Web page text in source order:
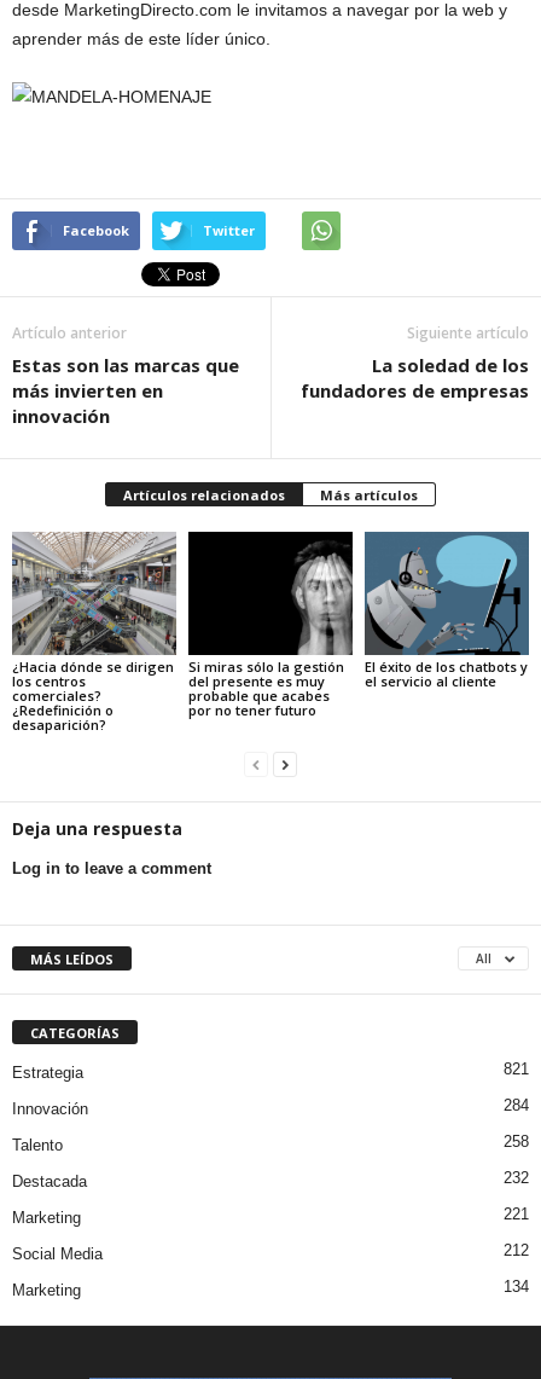
desde MarketingDirecto.com le invitamos a navegar por la web y
aprender más de este líder único.
Facebook Twitter
Artículo anterior
Estas son las marcas que
más invierten en
innovación
Siguiente artículo
La soledad de los
fundadores de empresas
Artículos relacionados Más artículos
¿Hacia dónde se dirigen
los centros
comerciales?
¿Redefinición o
desaparición?
Si miras sólo la gestión
del presente es muy
probable que acabes
por no tener futuro
El éxito de los chatbots y
el servicio al cliente
Deja una respuesta
Log in to leave a comment
MÁS LEÍDOS All
CATEGORÍAS
Estrategia 821
Innovación 284
Talento 258
Destacada 232
Marketing 221
Social Media 212
Marketing 134